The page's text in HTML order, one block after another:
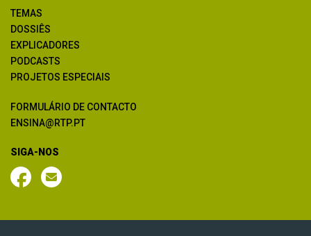
TEMAS
DOSSIÊS
EXPLICADORES
PODCASTS
PROJETOS ESPECIAIS
FORMULÁRIO DE CONTACTO
ENSINA@RTP.PT
SIGA-NOS